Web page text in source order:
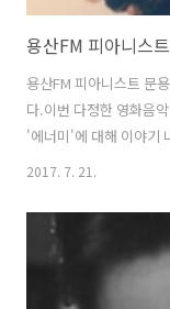
용산FM 피아니스
용산FM 피아니스트 문
다.이번 다정한 영화음
'에너미'에 대해 이야기
UND(2015) 발매 당시 '
양한 해석이 가능한 영
은 그 실험적인 스타일
을 마치고 만게님과 저
인지 음악 때문인지 아
2017. 7. 21.